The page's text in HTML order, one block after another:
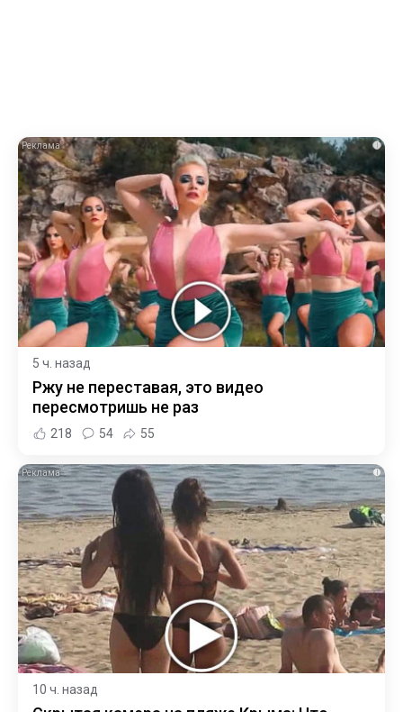
i
5 ч. назад
Ржу не переставая, это видео
пересмотришь не раз
218 54 55
i
10 ч. назад